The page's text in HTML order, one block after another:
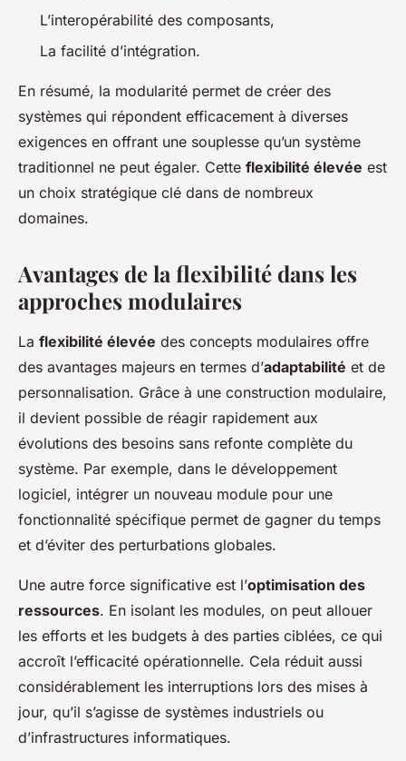
L’interopérabilité des composants,
La facilité d’intégration.
En résumé, la modularité permet de créer des
systèmes qui répondent efficacement à diverses
exigences en offrant une souplesse qu’un système
traditionnel ne peut égaler. Cette flexibilité élevée est
un choix stratégique clé dans de nombreux
domaines.
Avantages de la flexibilité dans les
approches modulaires
La flexibilité élevée des concepts modulaires offre
des avantages majeurs en termes d’adaptabilité et de
personnalisation. Grâce à une construction modulaire,
il devient possible de réagir rapidement aux
évolutions des besoins sans refonte complète du
système. Par exemple, dans le développement
logiciel, intégrer un nouveau module pour une
fonctionnalité spécifique permet de gagner du temps
et d’éviter des perturbations globales.
Une autre force significative est l’optimisation des
ressources. En isolant les modules, on peut allouer
les efforts et les budgets à des parties ciblées, ce qui
accroît l’efficacité opérationnelle. Cela réduit aussi
considérablement les interruptions lors des mises à
jour, qu’il s’agisse de systèmes industriels ou
d’infrastructures informatiques.